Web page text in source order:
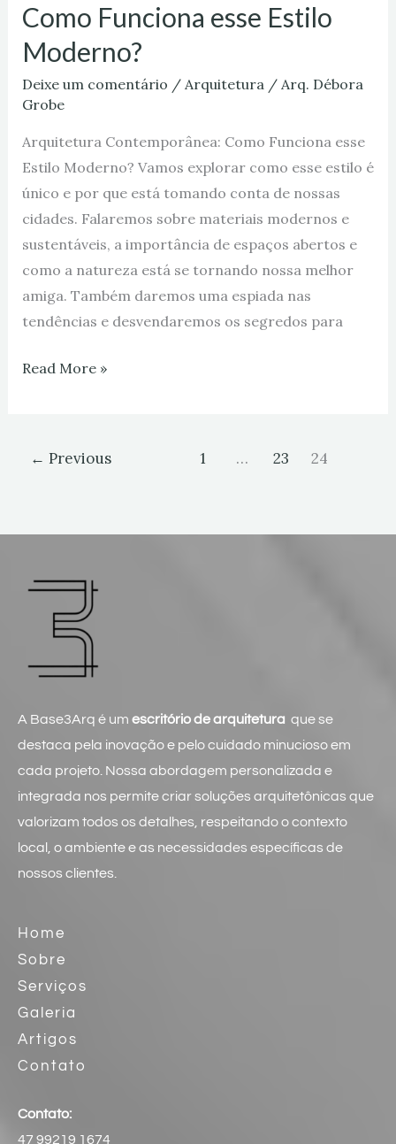
Como Funciona esse Estilo
Moderno?
Deixe um comentário / Arquitetura/ Arq. Débora
Grobe
Arquitetura Contemporânea: Como Funciona esse
Estilo Moderno? Vamos explorar como esse estilo é
único e por que está tomando conta de nossas
cidades. Falaremos sobre materiais modernos e
sustentáveis, a importância de espaços abertos e
como a natureza está se tornando nossa melhor
amiga. Também daremos uma espiada nas
tendências e desvendaremos os segredos para
Read More »
← Previous 1 … 23 24
A Base3Arq é um escritório de arquitetura que se
destaca pela inovação e pelo cuidado minucioso em
cada projeto. Nossa abordagem personalizada e
integrada nos permite criar soluções arquitetônicas que
valorizam todos os detalhes, respeitando o contexto
local, o ambiente e as necessidades específicas de
nossos clientes.
Home
Sobre
Serviços
Galeria
Artigos
Contato
Contato:
47 99219 1674